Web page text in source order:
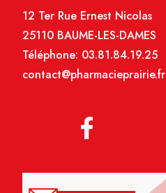
12 Ter Rue Ernest Nicolas
25110 BAUME-LES-DAMES
Téléphone: 03.81.84.19.25
contact@pharmacieprairie.fr